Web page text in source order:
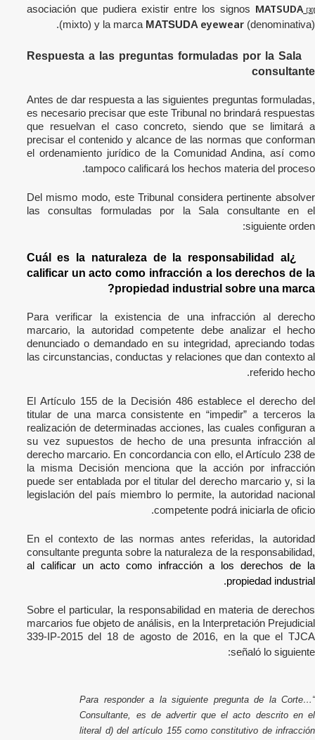
asociación que pudiera existir entre
los signos MATSUDA [30]
(mixto) y la marca MATSUDA eyewear (denominativa)
.
Respuesta a las preguntas formuladas por la Sala
consultante
Antes de dar respuesta a las siguientes preguntas formuladas,
es necesario precisar que este Tribunal no brindará respuestas
que resuelvan el caso concreto, siendo que se limitará a
precisar el contenido y alcance de las normas que conforman
el ordenamiento jurídico de la Comunidad Andina, así como
tampoco calificará los hechos materia del proceso.
Del mismo modo, este Tribunal considera pertinente absolver
las consultas formuladas por la Sala consultante en el
siguiente orden:
¿Cuál es la naturaleza de la responsabilidad al
calificar un acto como infracción a los derechos de la
propiedad industrial sobre una marca?
Para verificar la existencia de una infracción al derecho
marcario, la autoridad competente debe analizar el hecho
denunciado o demandado en su integridad, apreciando todas
las circunstancias, conductas y relaciones que dan contexto al
referido hecho.
El Artículo 155 de la Decisión 486 establece el derecho del
titular de una marca consistente en “impedir” a terceros la
realización de determinadas acciones, las cuales configuran a
su vez supuestos de hecho de una presunta infracción al
derecho marcario. En concordancia con ello, el Artículo 238 de
la misma Decisión menciona que la acción por infracción
puede ser entablada por el titular del derecho marcario y, si la
legislación del país miembro lo permite, la autoridad nacional
competente podrá iniciarla de oficio.
En el contexto de las normas antes referidas, la autoridad
consultante pregunta sobre la naturaleza de la responsabilidad,
al calificar un acto como infracción a los derechos de la
propiedad industrial.
Sobre el particular, la responsabilidad en materia de derechos
marcarios fue objeto de análisis, en la Interpretación Prejudicial
339-IP-2015 del 18 de agosto de 2016, en la que el TJCA
señaló lo siguiente:
“…Para responder a la siguiente pregunta de la Corte
Consultante, es de advertir que el acto descrito en el
literal d) del artículo 155 como constitutivo de infracción